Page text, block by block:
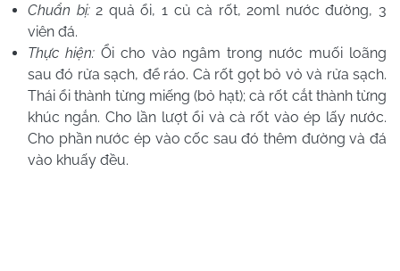
Chuẩn bị:2 quả ổi, 1 củ cà rốt, 20ml nước đường, 3
viên đá.
Thực hiện:Ổi cho vào ngâm trong nước muối loãng
sau đó rửa sạch, để ráo. Cà rốt gọt bỏ vỏ và rửa sạch.
Thái ổi thành từng miếng (bỏ hạt); cà rốt cắt thành từng
khúc ngắn. Cho lần lượt ổi và cà rốt vào ép lấy nước.
Cho phần nước ép vào cốc sau đó thêm đường và đá
vào khuấy đều.